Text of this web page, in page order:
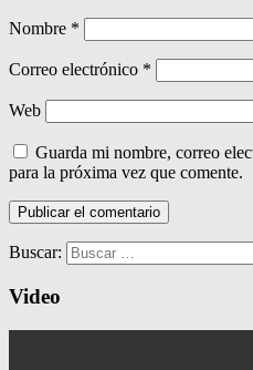
Nombre *
Correo electrónico *
Web
Guarda mi nombre, correo
para la próxima vez que comente.
Buscar:
Video